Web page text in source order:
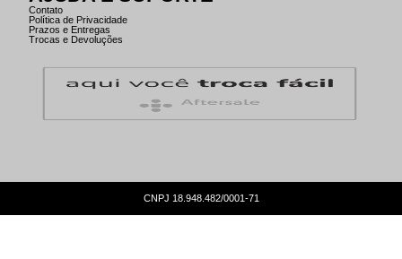
Contato
Política de Privacidade
Prazos e Entregas
Trocas e Devoluções
CNPJ 18.948.482/0001-71